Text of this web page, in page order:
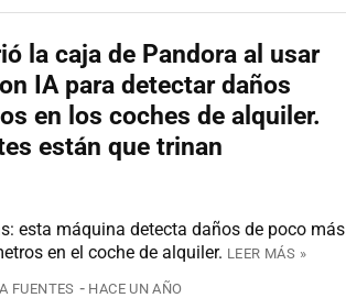
la caja de Pandora al usar
IA para detectar daños
en los coches de alquiler.
están que trinan
esta máquina detecta daños de poco más
en el coche de alquiler. LEER MÁS »
FUENTES HACE UN AÑO